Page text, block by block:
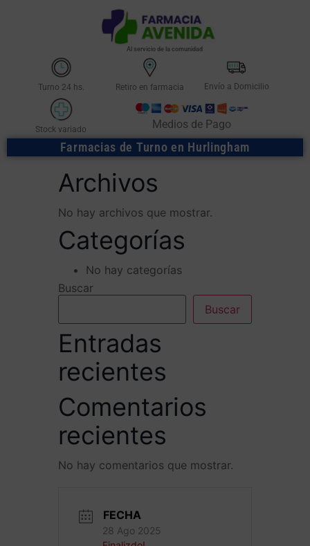
Al servicio de la comunidad
Turno 24 hs. Retiro en farmacia Envío a Domicilio
Stock variado Medios de Pago
Farmacias de Turno en Hurlingham
Archivos
No hay archivos que mostrar.
Categorías
No hay categorías
Buscar
Buscar
Entradas
recientes
Comentarios
recientes
No hay comentarios que mostrar.
FECHA
28 Ago 2025